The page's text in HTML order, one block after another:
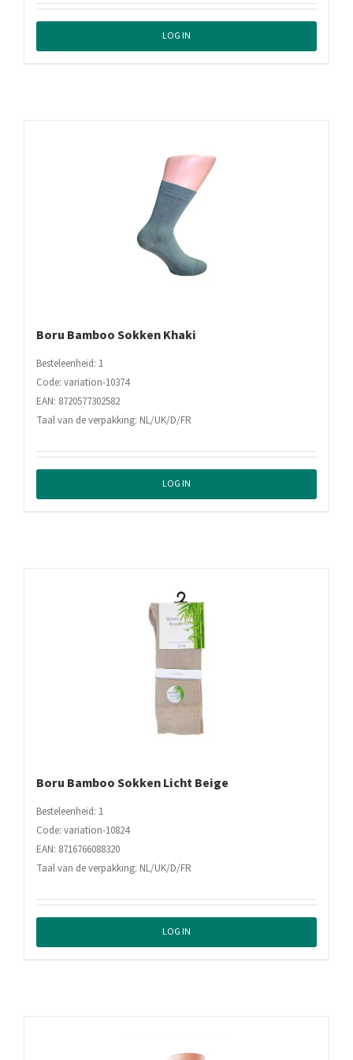
LOG IN
Boru Bamboo Sokken Khaki
Besteleenheid: 1
Code: variation-10374
EAN: 8720577302582
Taal van de verpakking: NL/UK/D/FR
LOG IN
Boru Bamboo Sokken Licht Beige
Besteleenheid: 1
Code: variation-10824
EAN: 8716766088320
Taal van de verpakking: NL/UK/D/FR
LOG IN